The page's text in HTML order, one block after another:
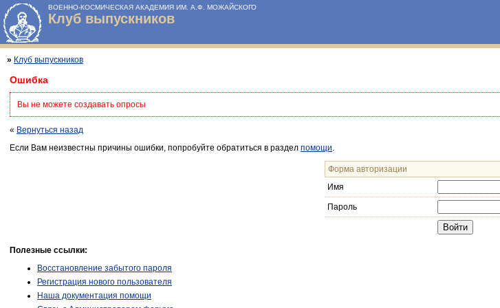
ВОЕННО-КОСМИЧЕСКАЯ АКАДЕМИЯ ИМ. А.Ф. МОЖАЙСКОГО
Клуб выпускников
» Клуб выпускников
Ошибка
Вы не можете создавать опросы
« Вернуться назад
Если Вам неизвестны причины ошибки, попробуйте обратиться в раздел помощи
Форма авторизации
Имя
Пароль
Полезные ссылки:
Восстановление забытого пароля
Регистрация нового пользователя
Наша документация помощи